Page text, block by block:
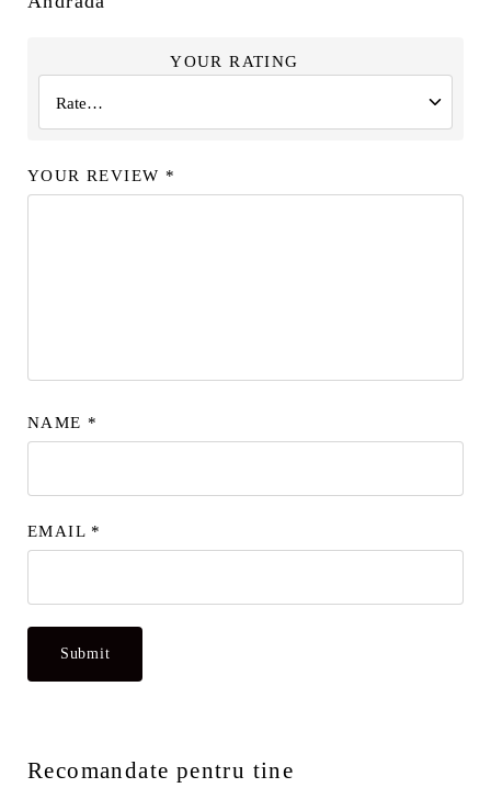
YOUR RATING
YOUR REVIEW *
NAME *
EMAIL *
Recomandate pentru tine